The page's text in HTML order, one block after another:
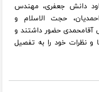
دانش جعفری، مهندس
حجت الاسلام و
آقامحمدی حضور داشتند و
و نظرات خود را به تفصیل